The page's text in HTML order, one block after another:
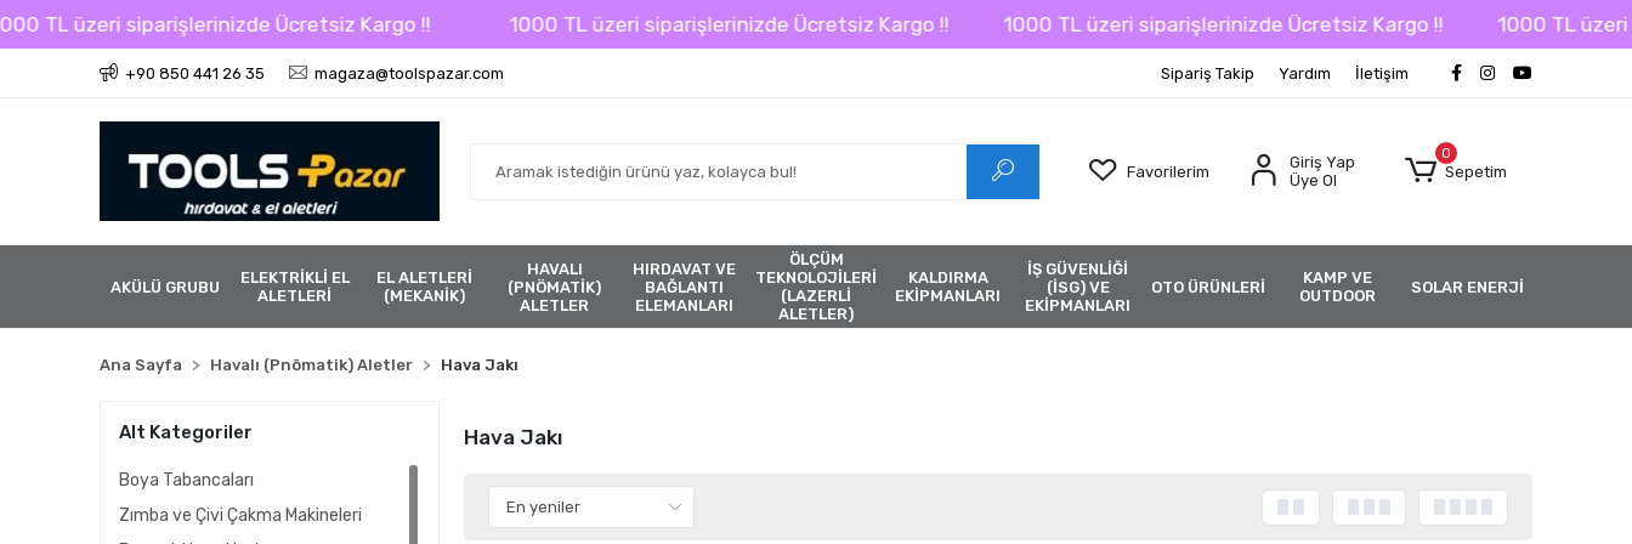
TL üzeri siparişlerinizde Ücretsiz Kargo !! 1000 TL üzeri siparişlerinizde Ücretsiz Kargo !! 1000 TL üzeri siparişlerinizde Ücretsiz Kargo !! 1000 TL üzeri
+90 850 441 26 35 magaza@toolspazar.com Sipariş Takip Yardım İletişim
Favorilerim
Giriş Yap
Üye Ol
0
Sepetim
AKÜLÜ GRUBU
ELEKTRİKLİ EL
ALETLERİ
EL ALETLERİ
(MEKANİK)
HAVALI
(PNÖMATİK)
ALETLER
HIRDAVAT VE
BAĞLANTI
ELEMANLARI
ÖLÇÜM
TEKNOLOJİLERİ
(LAZERLİ
ALETLER)
KALDIRMA
EKİPMANLARI
İŞ GÜVENLİĞİ
(İSG) VE
EKİPMANLARI
OTO ÜRÜNLERİ
KAMP VE
OUTDOOR
SOLAR ENERJİ
Ana Sayfa Havalı (Pnömatik) Aletler Hava Jakı
Alt Kategoriler
Boya Tabancaları
Zımba ve Çivi Çakma Makineleri
Hava Jakı